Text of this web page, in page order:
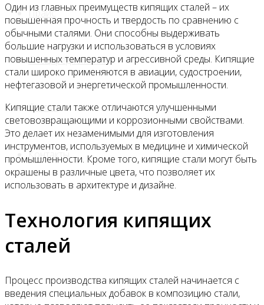
Прайс
Спецпредложения
Статьи
Контакты
Один из главных преимуществ кипящих сталей – их
повышенная прочность и твердость по сравнению с
обычными сталями. Они способны выдерживать
большие нагрузки и использоваться в условиях
повышенных температур и агрессивной среды. Кипящие
стали широко применяются в авиации, судостроении,
нефтегазовой и энергетической промышленности.
Кипящие стали также отличаются улучшенными
световозвращающими и коррозионными свойствами.
Это делает их незаменимыми для изготовления
инструментов, используемых в медицине и химической
промышленности. Кроме того, кипящие стали могут быть
окрашены в различные цвета, что позволяет их
использовать в архитектуре и дизайне.
Технология кипящих
сталей
Процесс производства кипящих сталей начинается с
введения специальных добавок в композицию стали,